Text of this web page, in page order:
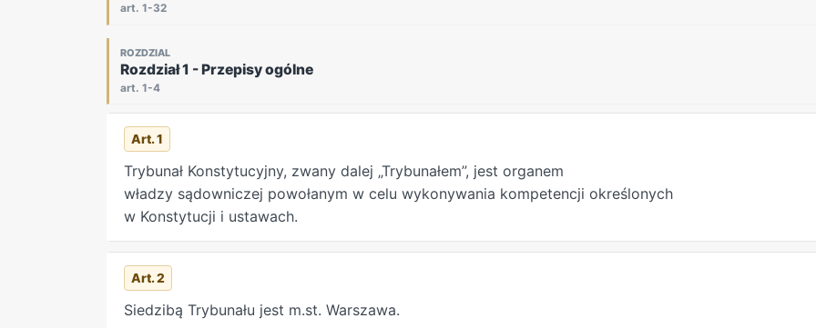
art. 1-32
ROZDZIAL
Rozdział 1 - Przepisy ogólne
art. 1-4
Art. 1
Trybunał Konstytucyjny, zwany dalej „Trybunałem”, jest organem
władzy sądowniczej powołanym w celu wykonywania kompetencji określonych
w Konstytucji i ustawach.
Art. 2
Siedzibą Trybunału jest m.st. Warszawa.